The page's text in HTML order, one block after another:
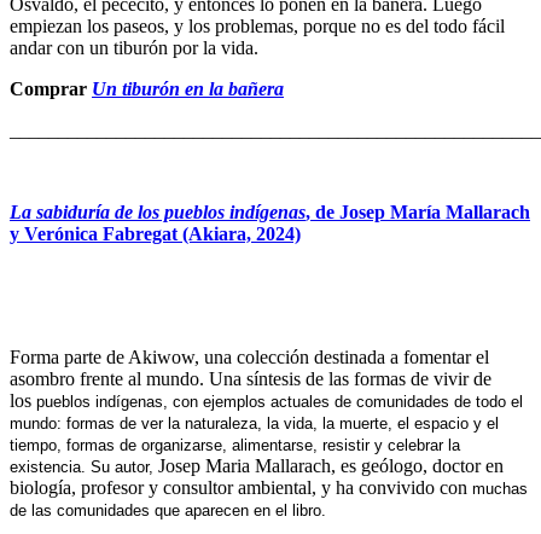
empiezan los paseos, y los problemas, porque no es del todo fácil
andar con un tiburón por la vida.
Comprar Un tiburón en la bañera
La sabiduría de los pueblos indígenas, de Josep María Mallarach
y Verónica Fabregat (Akiara, 2024)
Forma parte de Akiwow, una colección destinada a fomentar el
asombro frente al mundo. Una síntesis de las formas de vivir de
los pueblos indígenas, con ejemplos actuales de comunidades de todo el
mundo: formas de ver la naturaleza, la vida, la muerte, el espacio y el
tiempo, formas de organizarse, alimentarse, resistir y celebrar la
existencia. Su autor, Josep Maria Mallarach, es geólogo, doctor en
biología, profesor y consultor ambiental, y ha convivido con muchas
de las comunidades que aparecen en el libro.